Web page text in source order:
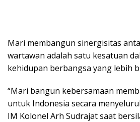
Mari membangun sinergisitas
wartawan adalah satu kesatuan
kehidupan berbangsa yang lebih
“Mari bangun kebersamaan
untuk Indonesia secara
IM Kolonel Arh Sudrajat saat